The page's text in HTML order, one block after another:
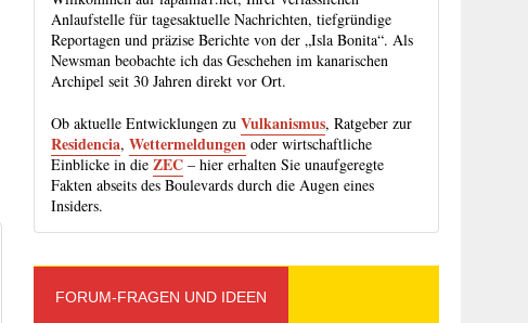
Anlaufstelle für tagesaktuelle Nachrichten, tiefgründige
Reportagen und präzise Berichte von der „Isla Bonita“. Als
Newsman beobachte ich das Geschehen im kanarischen
Archipel seit 30 Jahren direkt vor Ort.
Ob aktuelle Entwicklungen zuVulkanismus, Ratgeber zur
Residencia,Wettermeldungen oder wirtschaftliche
Einblicke in dieZEC – hier erhalten Sie unaufgeregte
Fakten abseits des Boulevards durch die Augen eines
Insiders.
FORUM-FRAGEN UND IDEEN